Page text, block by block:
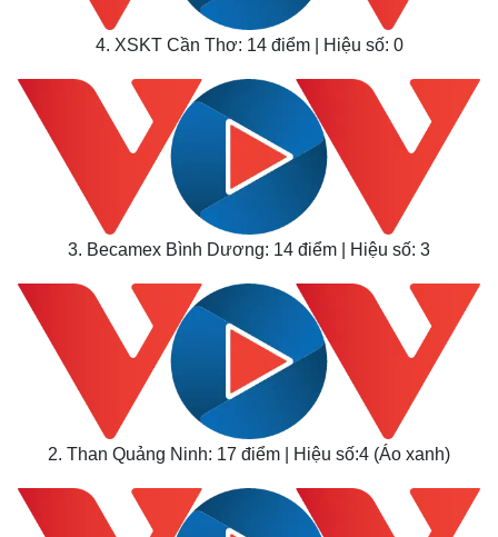
Kinh tế
Khởi nghiệp
Thị trường
Tiêu dùng
Tỷ giá
4. XSKT Cần Thơ: 14 điểm | Hiệu số: 0
3. Becamex Bình Dương: 14 điểm | Hiệu số: 3
2. Than Quảng Ninh: 17 điểm | Hiệu số:4 (Áo xanh)